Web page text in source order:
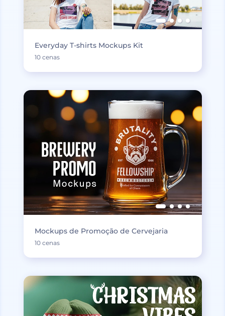
Everyday T-shirts Mockups Kit
10 cenas
Mockups de Promoção de Cervejaria
10 cenas